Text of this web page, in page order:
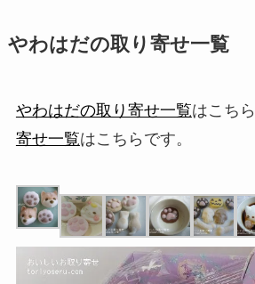
やわはだの取り寄せ一覧
やわはだの取り寄せ一覧はこちら
寄せ一覧はこちらです。